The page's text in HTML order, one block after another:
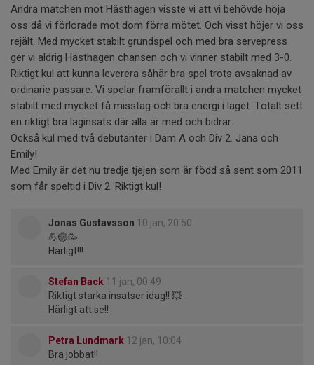
Andra matchen mot Hästhagen visste vi att vi behövde höja
oss då vi förlorade mot dom förra mötet. Och visst höjer vi oss
rejält. Med mycket stabilt grundspel och med bra servepress
ger vi aldrig Hästhagen chansen och vi vinner stabilt med 3-0.
Riktigt kul att kunna leverera såhär bra spel trots avsaknad av
ordinarie passare. Vi spelar framförallt i andra matchen mycket
stabilt med mycket få misstag och bra energi i laget. Totalt sett
en riktigt bra laginsats där alla är med och bidrar.
Också kul med två debutanter i Dam A och Div 2. Jana och
Emily!
Med Emily är det nu tredje tjejen som är född så sent som 2011
som får speltid i Div 2. Riktigt kul!
Jonas Gustavsson 10 jan, 20:50
💪🏐🥳
Härligt!!!
Stefan Back 11 jan, 00:49
Riktigt starka insatser idag!! 💥
Härligt att se!!
Petra Lundmark 12 jan, 10:04
Bra jobbat!!